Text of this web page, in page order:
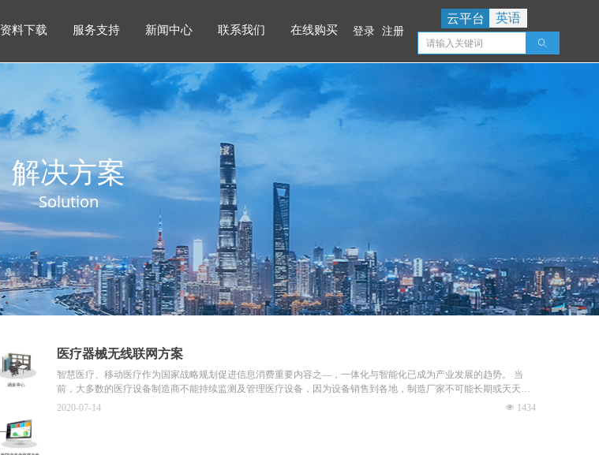
登录 注册
资料下载 服务支持 新闻中心 联系我们 在线购买
云平台 英语
ꄠ
解决方案
Solution
医疗器械无线联网方案
智慧医疗、移动医疗作为国家战略规划促进信息消费重要内容之—，一体化与智能化已成为产业发展的趋势。 当
前，大多数的医疗设备制造商不能持续监测及管理医疗设备，因为设备销售到各地，制造厂家不可能长期或天天跑
到客户所在地。如果通过视频或语言沟通问题，则准确度不够，且无法及时传递给技术人员做正确判断。
넶 1434
2020-07-14